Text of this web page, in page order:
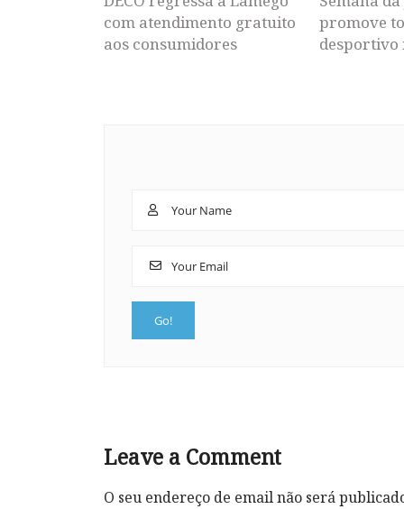
com atendimento gratuito
aos consumidores
promove
Leave a Comment
O seu endereço de email não será